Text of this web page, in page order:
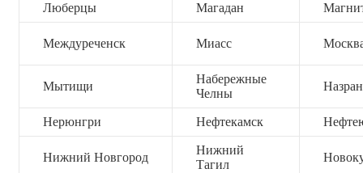
Люберцы Магадан
Междуреченск Миасс
Мытищи
Набережные
Челны
Нерюнгри Нефтекамск
Нижний Новгород
Нижний
Тагил